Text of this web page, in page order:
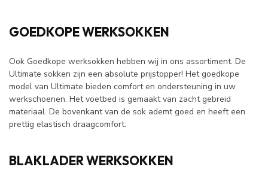
GOEDKOPE WERKSOKKEN
Ook Goedkope werksokken hebben wij in ons assortiment. De
Ultimate sokken zijn een absolute prijstopper! Het goedkope
model van Ultimate bieden comfort en ondersteuning in uw
werkschoenen. Het voetbed is gemaakt van zacht gebreid
materiaal. De bovenkant van de sok ademt goed en heeft een
prettig elastisch draagcomfort.
BLAKLADER WERKSOKKEN